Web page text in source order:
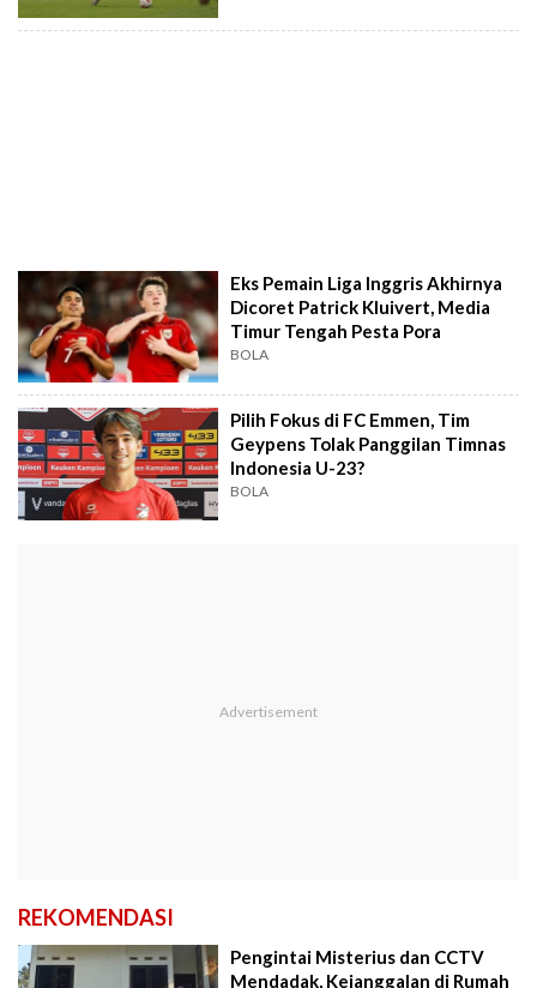
Eks Pemain Liga Inggris Akhirnya
Dicoret Patrick Kluivert, Media
Timur Tengah Pesta Pora
BOLA
Pilih Fokus di FC Emmen, Tim
Geypens Tolak Panggilan Timnas
Indonesia U-23?
BOLA
REKOMENDASI
Pengintai Misterius dan CCTV
Mendadak, Kejanggalan di Rumah